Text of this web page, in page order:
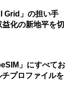
Grid」の担い手
化の新地平を切
」にすべてお
プロファイルを